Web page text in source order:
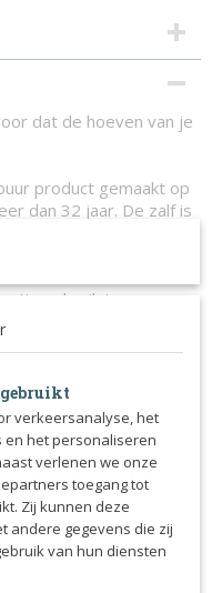
dat de hoeven van je
product gemaakt op
dan 32 jaar. De zalf is
een mooie glans,
gebruik tegen
en bevordering van
Bacon's
het geen
hoefwand, zool en
2 keer per week
gebruikt
verkeersanalyse, het
en het personaliseren
verlenen we onze
toegang tot
Zij kunnen deze
andere gegevens die zij
van hun diensten